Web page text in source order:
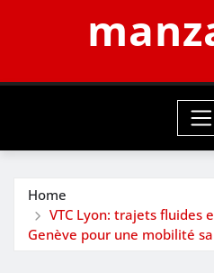
Home
VTC Lyon: trajets fluides
Genève pour une mobilité